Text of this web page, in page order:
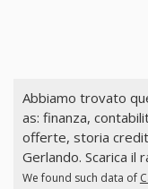
Abbiamo trovato
as: finanza,
offerte, storia
Gerlando. Scarica il
We found such data of